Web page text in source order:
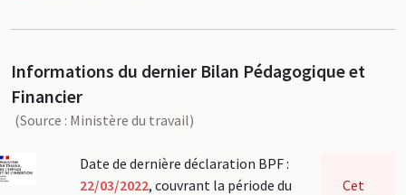
Informations du dernier Bilan Pédagogique et
Financier
(Source : Ministère du travail)
Date de dernière déclaration BPF :
22/03/2022, couvrant la période du
Cet